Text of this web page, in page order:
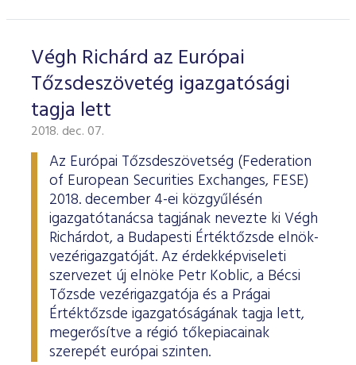
Végh Richárd az Európai
Tőzsdeszövetég igazgatósági
tagja lett
2018. dec. 07.
Az Európai Tőzsdeszövetség (Federation
of European Securities Exchanges, FESE)
2018. december 4-ei közgyűlésén
igazgatótanácsa tagjának nevezte ki Végh
Richárdot, a Budapesti Értéktőzsde elnök-
vezérigazgatóját. Az érdekképviseleti
szervezet új elnöke Petr Koblic, a Bécsi
Tőzsde vezérigazgatója és a Prágai
Értéktőzsde igazgatóságának tagja lett,
megerősítve a régió tőkepiacainak
szerepét európai szinten.